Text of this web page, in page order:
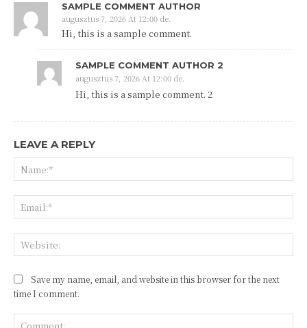
SAMPLE COMMENT AUTHOR
augusztus 7, 2026 At 12:00 de.
Hi, this is a sample comment.
SAMPLE COMMENT AUTHOR 2
augusztus 7, 2026 At 12:00 de.
Hi, this is a sample comment. 2
LEAVE A REPLY
Save my name, email, and website in this browser for the next
time I comment.